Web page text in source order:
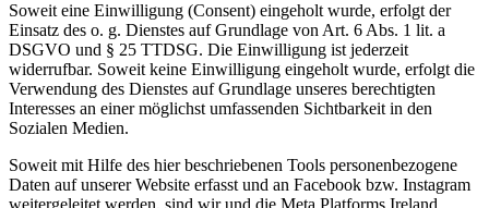
Soweit eine Einwilligung (Consent) eingeholt wurde, erfolgt der
Einsatz des o. g. Dienstes auf Grundlage von Art. 6 Abs. 1 lit. a
DSGVO und § 25 TTDSG. Die Einwilligung ist jederzeit
widerrufbar. Soweit keine Einwilligung eingeholt wurde, erfolgt die
Verwendung des Dienstes auf Grundlage unseres berechtigten
Interesses an einer möglichst umfassenden Sichtbarkeit in den
Sozialen Medien.
Soweit mit Hilfe des hier beschriebenen Tools personenbezogene
Daten auf unserer Website erfasst und an Facebook bzw. Instagram